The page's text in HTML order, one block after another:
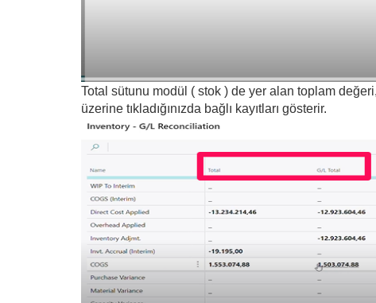
Total sütunu modül ( stok ) de yer alan toplam
üzerine tıkladığınızda bağlı kayıtları gösterir.